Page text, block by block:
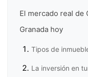
El mercado real de
Granada hoy
Tipos de
La inversión en